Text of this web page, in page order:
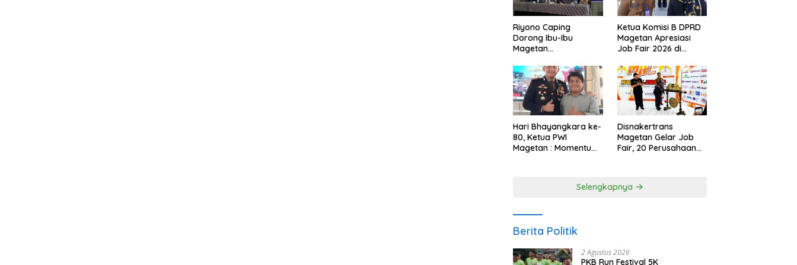
Riyono Caping
Dorong Ibu-Ibu
Magetan
Ikan, Perkuat Budaya
Gemar Makan Ikan
Ketua Komisi B DPRD
Magetan Apresiasi
Job Fair 2026 di
Anggaran
Hari Bhayangkara ke-
80, Ketua PWI
Magetan : Momentum
Disnakertrans
Magetan Gelar Job
Fair, 20 Perusahaan
Selengkapnya
Berita Politik
2 Agustus 2026
PKB Run Festival 5K